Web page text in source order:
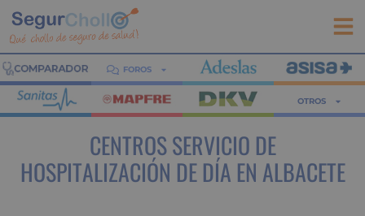
FOROS
OTROS
CENTROS SERVICIO DE
HOSPITALIZACIÓN DE DÍA EN ALBACETE